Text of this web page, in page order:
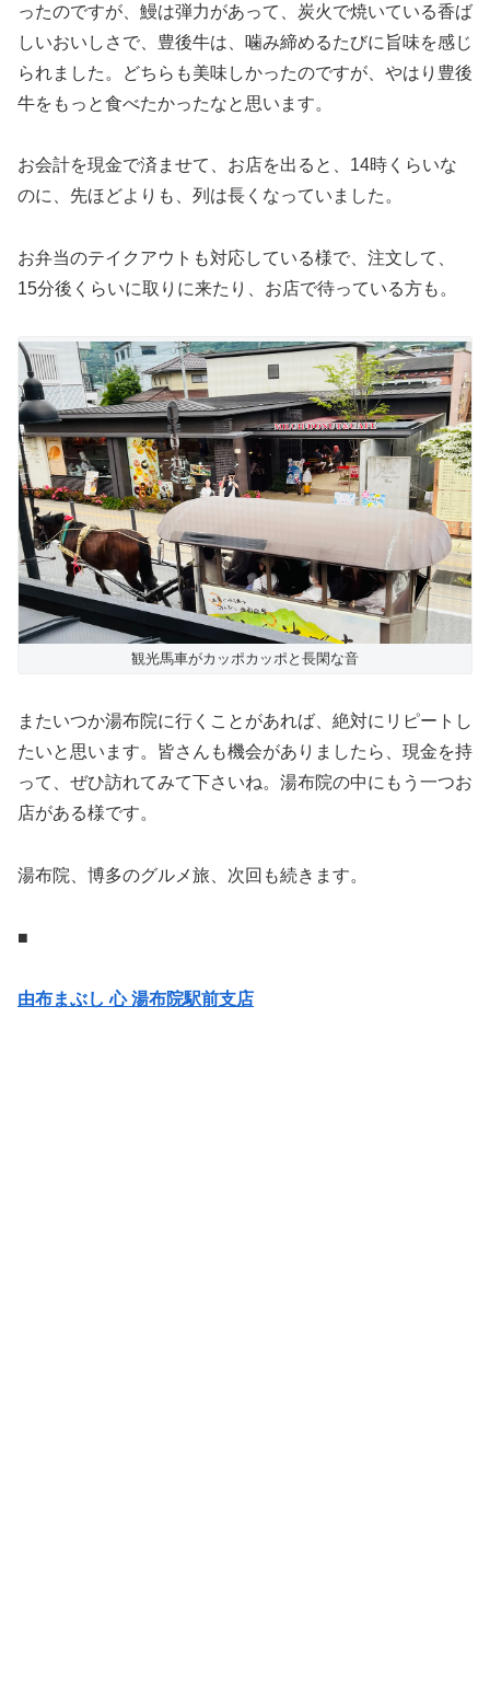
ったのですが、鰻は弾力があって、炭火で焼いている香ば
しいおいしさで、豊後牛は、噛み締めるたびに旨味を感じ
られました。どちらも美味しかったのですが、やはり豊後
牛をもっと食べたかったなと思います。
お会計を現金で済ませて、お店を出ると、14時くらいな
のに、先ほどよりも、列は長くなっていました。
お弁当のテイクアウトも対応している様で、注文して、
15分後くらいに取りに来たり、お店で待っている方も。
観光馬車がカッポカッポと長閑な音
またいつか湯布院に行くことがあれば、絶対にリピートし
たいと思います。皆さんも機会がありましたら、現金を持
って、ぜひ訪れてみて下さいね。湯布院の中にもう一つお
店がある様です。
湯布院、博多のグルメ旅、次回も続きます。
■
由布まぶし 心 湯布院駅前支店